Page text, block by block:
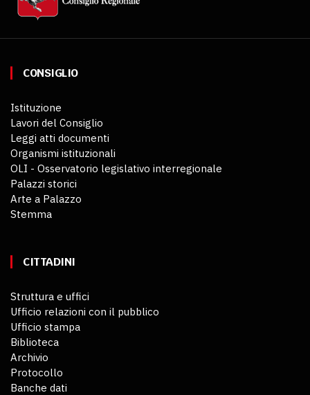
CONSIGLIO
Istituzione
Lavori del Consiglio
Leggi atti documenti
Organismi istituzionali
OLI - Osservatorio legislativo interregionale
Palazzi storici
Arte a Palazzo
Stemma
CITTADINI
Struttura e uffici
Ufficio relazioni con il pubblico
Ufficio stampa
Biblioteca
Archivio
Protocollo
Banche dati